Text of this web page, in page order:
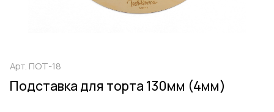
Арт. ПОТ-18
Подставка для торта 130мм (4мм)